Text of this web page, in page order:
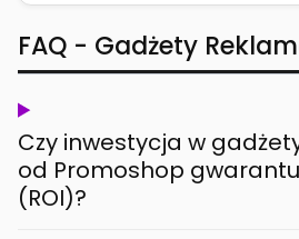
FAQ - Gadżety
Czy inwestycja w
od Promoshop
(ROI)?